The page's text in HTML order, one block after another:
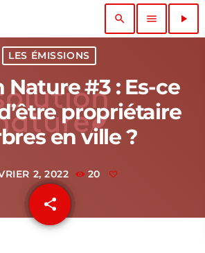
search menu play_arrow
LES ÉMISSIONS
Nature #3 : Es-ce
propriétaire
en ville ?
2, 2022 20
share
email